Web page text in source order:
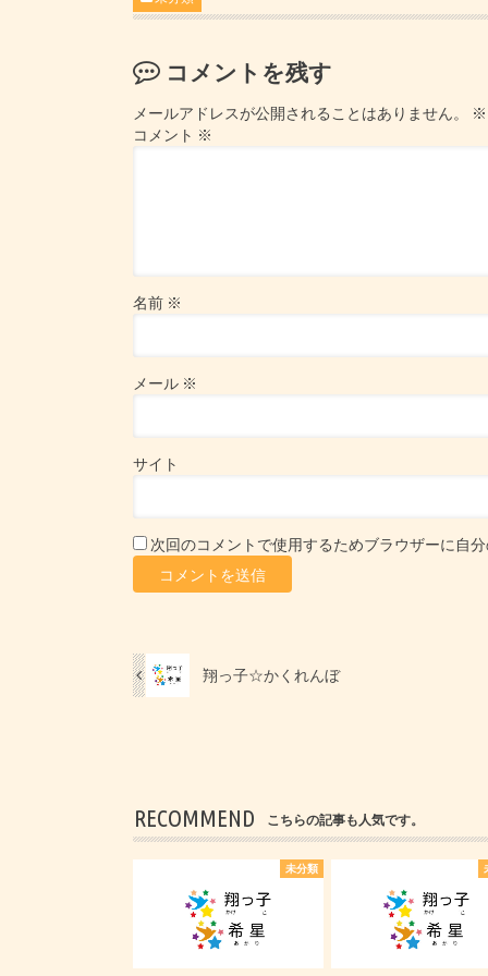
コメントを残す
メールアドレスが公開されることはありません。 ※
コメント ※
名前 ※
メール ※
サイト
次回のコメントで使用するためブラウザーに自
翔っ子☆かくれんぼ
RECOMMEND こちらの記事も人気です。
未分類